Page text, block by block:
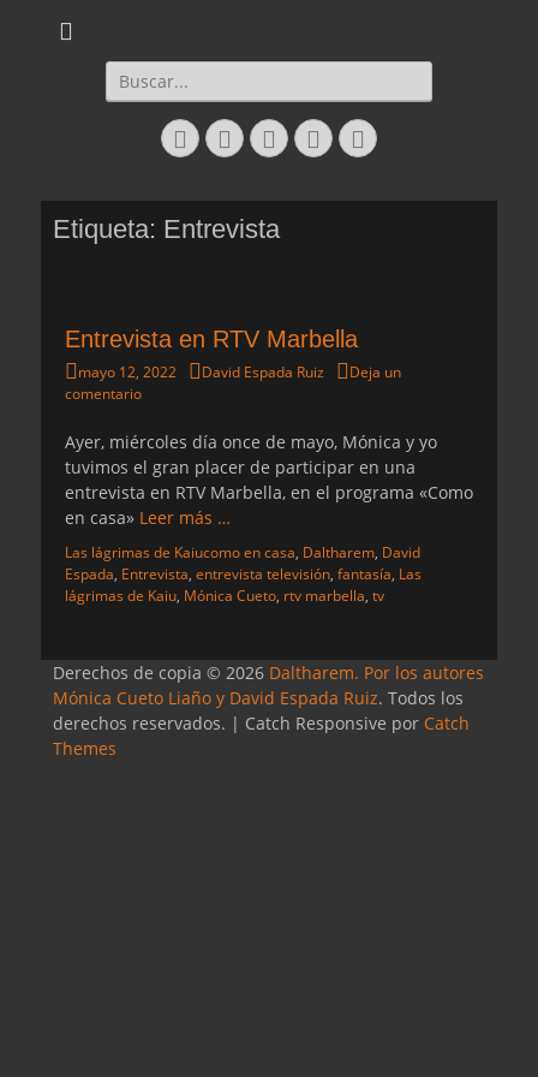
autores Mónica
Cueto Liaño y
David Espada Ruiz
Buscar:
Facebook
Correo
electrónico
WordPress
YouTubeInstagram
Etiqueta: Entrevista
Entrevista en RTV Marbella
Publicado
el
mayo 12, 2022 Autor
David Espada Ruiz
Deja un
comentario
Ayer, miércoles día once de mayo, Mónica y yo
tuvimos el gran placer de participar en una
entrevista en RTV Marbella, en el programa «Como
en casa» Leer más …
Categorias
Las lágrimas de KaiuEtiquetas
como en casa, Daltharem, David
Espada, Entrevista, entrevista televisión, fantasía, Las
lágrimas de Kaiu, Mónica Cueto, rtv marbella, tv
Derechos de copia © 2026 Daltharem. Por los autores
Mónica Cueto Liaño y David Espada Ruiz. Todos los
derechos reservados. | Catch Responsive por Catch
Themes